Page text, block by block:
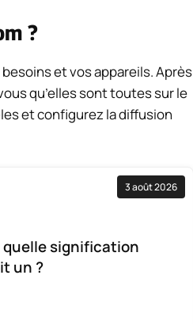
?
et vos appareils. Après
qu’elles sont toutes sur le
et configurez la diffusion
3 août 2026
quelle signification
un ?